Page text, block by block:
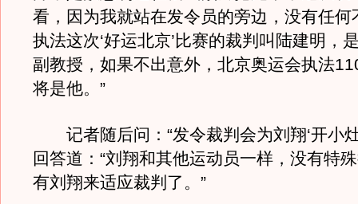
看，因为我就站在发令员的旁边，没有任何
执法这次‘好运北京’比赛的裁判叫陆建明，
副教授，如果不出意外，北京奥运会执法
将是他。”
记者随后问：“发令裁判会为刘翔‘开小灶
回答道：“刘翔和其他运动员一样，没有特
有刘翔来适应裁判了。”